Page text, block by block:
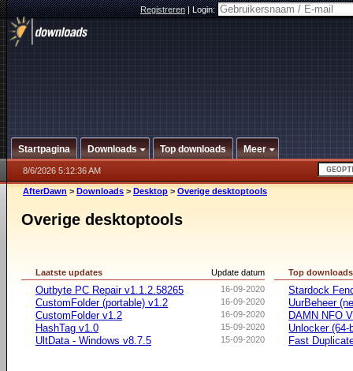
Registreren|Login:
Startpagina Downloads Top downloads Meer
8/6/2026 5:12:36 AM
AfterDawn > Downloads > Desktop > Overige desktoptools
Overige desktoptools
Update datum
Laatste updates
16-09-2020
Outbyte PC Repair v1.1.2.58265
16-09-2020
CustomFolder (portable) v1.2
16-09-2020
CustomFolder v1.2
15-09-2020
HashTag v1.0
15-09-2020
UltData - Windows v8.7.5
Top downloads
Stardock
UurBeheer
DAMN NFO
Unlocker (64-
Fast